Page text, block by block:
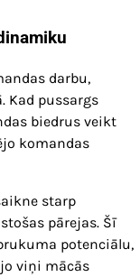
darbu,
Kad pussargs
biedrus veikt
komandas
starp
pārejas. Šī
potenciālu,
viņi mācās